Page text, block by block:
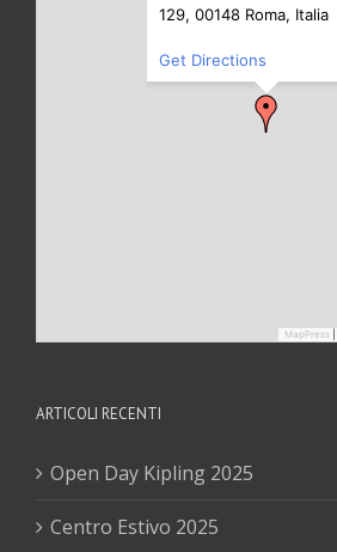
MapPress
129, 00148 Roma, Italia
Get Directions
ARTICOLI RECENTI
Open Day Kipling 2025
Centro Estivo 2025